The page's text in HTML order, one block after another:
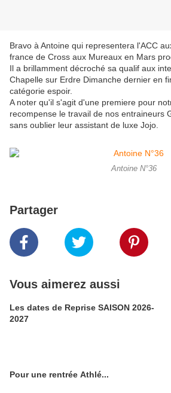
Bravo à Antoine qui representera l'ACC
france de Cross aux Mureaux en Mars
Il a brillamment décroché sa qualif aux
Chapelle sur Erdre Dimanche dernier en
catégorie espoir.
A noter qu'il s'agit d'une premiere pour
recompense le travail de nos entraineurs
sans oublier leur assistant de luxe Jojo.
Antoine N°36
Partager
Vous aimerez aussi
Les dates de Reprise SAISON 2026-
2027
Pour une rentrée Athlé...